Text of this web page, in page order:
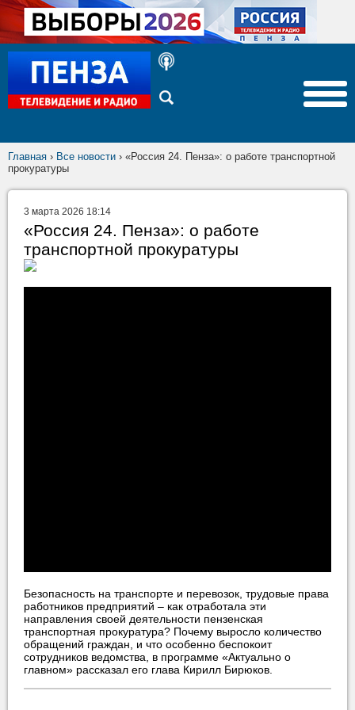
Главная › Все новости › «Россия 24. Пенза»: о работе транспортной
прокуратуры
3 марта 2026 18:14
«Россия 24. Пенза»: о работе
транспортной прокуратуры
Безопасность на транспорте и перевозок, трудовые права
работников предприятий – как отработала эти
направления своей деятельности пензенская
транспортная прокуратура? Почему выросло количество
обращений граждан, и что особенно беспокоит
сотрудников ведомства, в программе «Актуально о
главном» рассказал его глава Кирилл Бирюков.